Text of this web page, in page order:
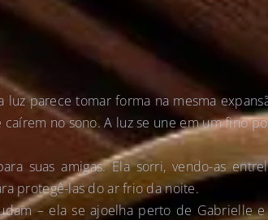
luz parece tomar forma na mesma
no sono. A luz se une em um fino
suas amigas. Ela sorri, vendo-as
protegê-las do ar frio da noite.
– ela se ajoelha perto de Gabrielle